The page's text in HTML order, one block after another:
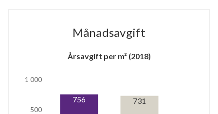
lägenhet
Månadsavgift
Årsavgift per m² (2018)
500
1 000
756 731